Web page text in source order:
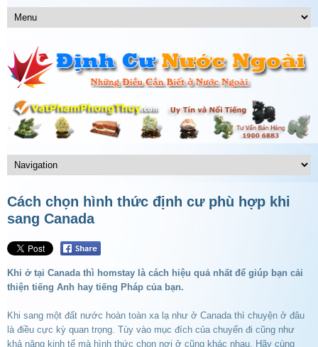
Cách chọn hình thức định cư phù hợp khi
sang Canada
Khi ở tại Canada thì homstay là cách hiệu quả nhất để giúp bạn cải
thiện tiếng Anh hay tiếng Pháp của bạn.
Khi sang một đất nước hoàn toàn xa lạ như ở Canada thì chuyện ở đâu
là điều cực kỳ quan trọng. Tùy vào mục đích của chuyến đi cũng như
khả năng kinh tế mà hình thức chọn nơi ở cũng khác nhau. Hãy cùng